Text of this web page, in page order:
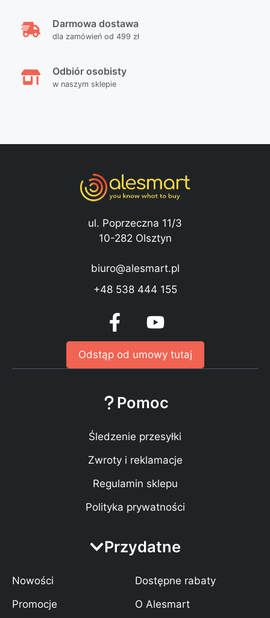
Darmowa dostawa
dla zamówień od 499 zł
Odbiór osobisty
w naszym sklepie
ul. Poprzeczna 11/3
10-282 Olsztyn
biuro@alesmart.pl
+48 538 444 155
Odstąp od umowy tutaj
Pomoc
Śledzenie przesyłki
Zwroty i reklamacje
Regulamin sklepu
Polityka prywatności
Przydatne
Nowości
Promocje
Dostępne rabaty
O Alesmart